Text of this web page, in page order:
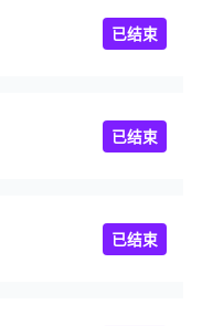
已结束
已结束
已结束